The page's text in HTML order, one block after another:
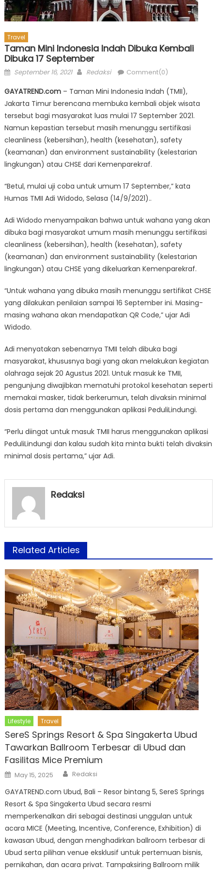
Travel
Taman Mini Indonesia Indah Dibuka Kembali
Dibuka 17 September
Posted
September 16, 2021 Author
Redaksi Comment(0)
GAYATREND.com– Taman Mini Indonesia Indah (TMII),
Jakarta Timur berencana membuka kembali objek wisata
tersebut bagi masyarakat luas mulai 17 September 2021.
Namun kepastian tersebut masih menunggu sertifikasi
cleanliness (kebersihan), health (kesehatan), safety
(keamanan) dan environment sustainability (kelestarian
lingkungan) atau CHSE dari Kemenparekraf.
“Betul, mulai uji coba untuk umum 17 September,” kata
Humas TMII Adi Widodo, Selasa (14/9/2021)..
Adi Widodo menyampaikan bahwa untuk wahana yang akan
dibuka bagi masyarakat umum masih menunggu sertifikasi
cleanliness (kebersihan), health (kesehatan), safety
(keamanan) dan environment sustainability (kelestarian
lingkungan) atau CHSE yang dikeluarkan Kemenparekraf.
“Untuk wahana yang dibuka masih menunggu sertifikat CHSE
yang dilakukan penilaian sampai 16 September ini. Masing-
masing wahana akan mendapatkan QR Code,” ujar Adi
Widodo.
Adi menyatakan sebenarnya TMII telah dibuka bagi
masyarakat, khususnya bagi yang akan melakukan kegiatan
olahraga sejak 20 Agustus 2021. Untuk masuk ke TMII,
pengunjung diwajibkan mematuhi protokol kesehatan seperti
memakai masker, tidak berkerumun, telah divaksin minimal
dosis pertama dan menggunakan aplikasi PeduliLindungi.
“Perlu diingat untuk masuk TMII harus menggunakan aplikasi
PeduliLindungi dan kalau sudah kita minta bukti telah divaksin
minimal dosis pertama,” ujar Adi.
Redaksi
Related Articles
Lifestyle Travel
SereS Springs Resort & Spa Singakerta Ubud
Tawarkan Ballroom Terbesar di Ubud dan
Fasilitas Mice Premium
Posted
on
May 15, 2025 Author
Redaksi
GAYATREND.com Ubud, Bali – Resor bintang 5, SereS Springs
Resort & Spa Singakerta Ubud secara resmi
memperkenalkan diri sebagai destinasi unggulan untuk
acara MICE (Meeting, Incentive, Conference, Exhibition) di
kawasan Ubud, dengan menghadirkan ballroom terbesar di
Ubud serta pilihan venue eksklusif untuk pertemuan bisnis,
pernikahan, dan acara privat. Tampaksiring Ballroom milik